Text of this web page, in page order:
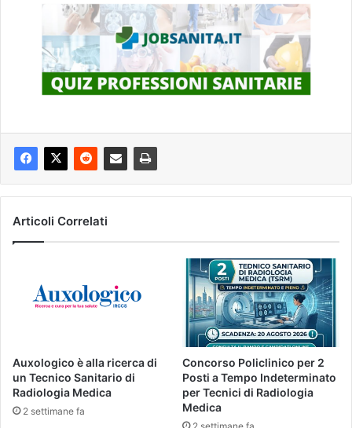
Articoli Correlati
Auxologico è alla ricerca di
un Tecnico Sanitario di
Radiologia Medica
2 settimane fa
Concorso Policlinico per 2
Posti a Tempo Indeterminato
per Tecnici di Radiologia
Medica